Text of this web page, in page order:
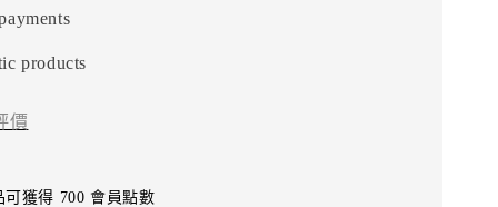
products
價
可獲得 700 會員點數